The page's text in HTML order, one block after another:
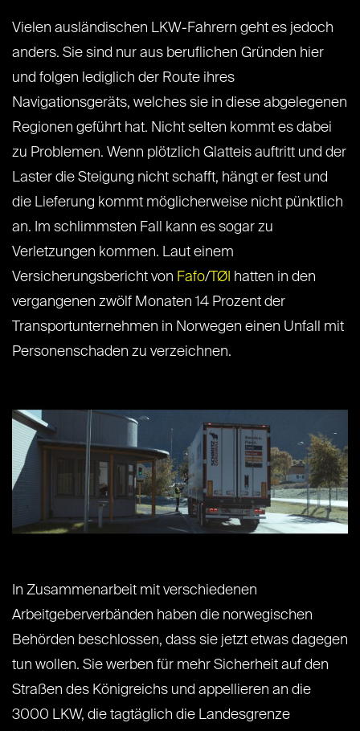
Vielen ausländischen LKW-Fahrern geht es jedoch
anders. Sie sind nur aus beruflichen Gründen hier
und folgen lediglich der Route ihres
Navigationsgeräts, welches sie in diese abgelegenen
Regionen geführt hat. Nicht selten kommt es dabei
zu Problemen. Wenn plötzlich Glatteis auftritt und der
Laster die Steigung nicht schafft, hängt er fest und
die Lieferung kommt möglicherweise nicht pünktlich
an. Im schlimmsten Fall kann es sogar zu
Verletzungen kommen. Laut einem
Versicherungsbericht von Fafo/ TØI hatten in den
vergangenen zwölf Monaten 14 Prozent der
Transportunternehmen in Norwegen einen Unfall mit
Personenschaden zu verzeichnen.
In Zusammenarbeit mit verschiedenen
Arbeitgeberverbänden haben die norwegischen
Behörden beschlossen, dass sie jetzt etwas dagegen
tun wollen. Sie werben für mehr Sicherheit auf den
Straßen des Königreichs und appellieren an die
3000 LKW, die tagtäglich die Landesgrenze